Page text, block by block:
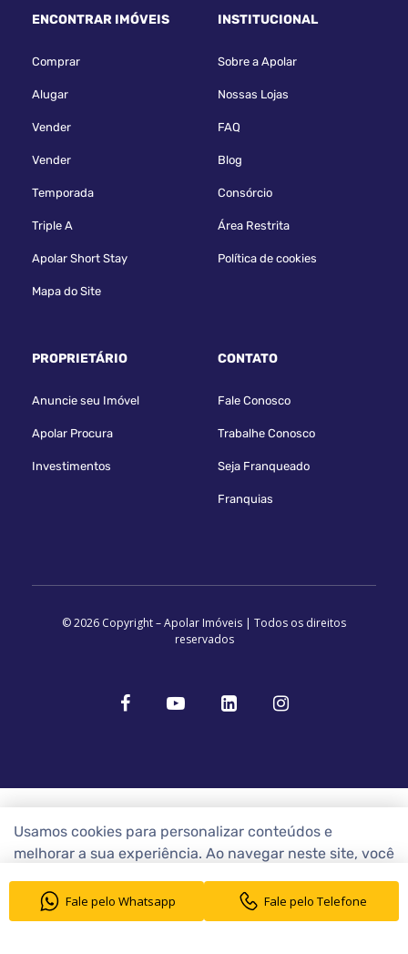
Fale pelo Whatsapp Fale pelo Telefone
ENCONTRAR IMÓVEIS
Comprar
Alugar
Vender
Vender
Temporada
Triple A
Apolar Short Stay
Mapa do Site
INSTITUCIONAL
Sobre a Apolar
Nossas Lojas
FAQ
Blog
Consórcio
Área Restrita
Política de cookies
PROPRIETÁRIO
Anuncie seu Imóvel
Apolar Procura
Investimentos
CONTATO
Fale Conosco
Trabalhe Conosco
Seja Franqueado
Franquias
© 2026 Copyright – Apolar Imóveis | Todos os direitos
reservados
Usamos cookies para personalizar conteúdos e
melhorar a sua experiência. Ao navegar neste site, você
ENTENDI